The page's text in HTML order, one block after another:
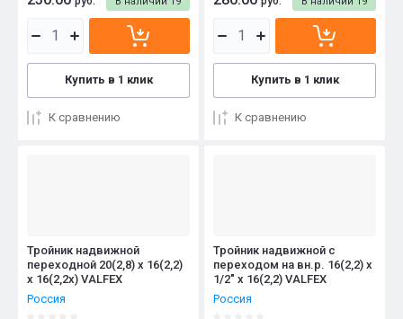
Купить в 1 клик
К сравнению
Купить в 1 клик
К сравнению
Тройник надвижной
переходной 20(2,8) х 16(2,2)
х 16(2,2х) VALFEX
Россия
Тройник надвижной с
переходом на вн.р. 16(2,2) х
1/2" х 16(2,2) VALFEX
Россия